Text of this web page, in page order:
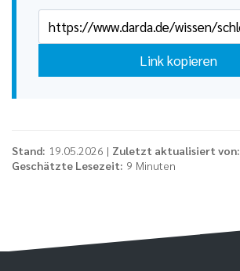
Link kopieren
Stand: 19.05.2026 | Zuletzt aktualisiert von:
Geschätzte Lesezeit: 9 Minuten